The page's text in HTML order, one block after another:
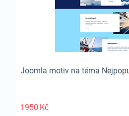
Joomla motiv na téma
1950 Kč